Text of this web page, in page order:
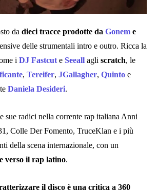
da dieci tracce prodotte da Gonem e
delle strumentali intro e outro. Ricca la
i DJ Fastcut e Seeall agli scratch, le
, Tereifer, JGallagher, Quinto e
Daniela Desideri.
sue radici nella corrente rap italiana Anni
Colle Der Fomento, TruceKlan e i più
della scena internazionale, con un
verso il rap latino.
il disco è una critica a 360